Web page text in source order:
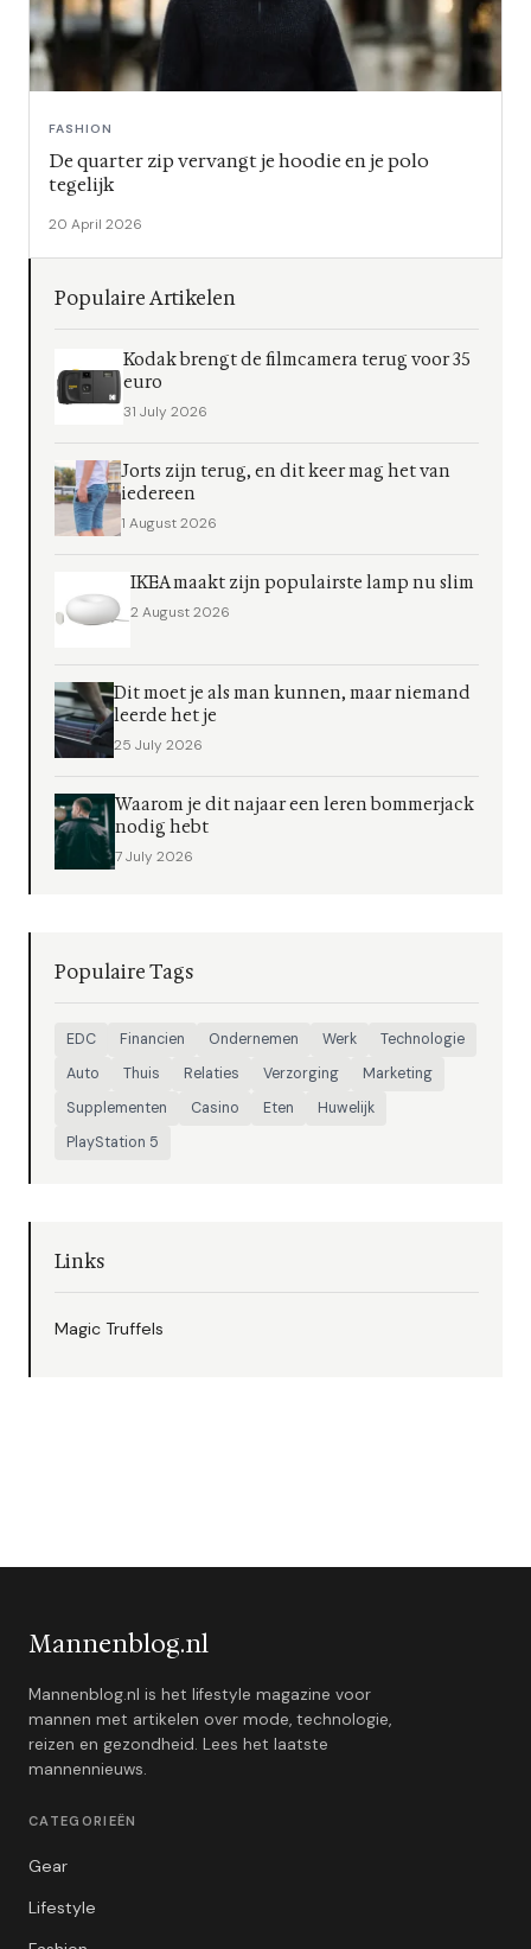
FASHION
De quarter zip vervangt je hoodie en je polo
tegelijk
20 April 2026
Populaire Artikelen
Kodak brengt de filmcamera terug voor 35
euro
31 July 2026
Jorts zijn terug, en dit keer mag het van
iedereen
1 August 2026
IKEA maakt zijn populairste lamp nu slim
2 August 2026
Dit moet je als man kunnen, maar niemand
leerde het je
25 July 2026
Waarom je dit najaar een leren bommerjack
nodig hebt
7 July 2026
Populaire Tags
EDC Financien Ondernemen Werk
Technologie
Auto
Thuis Relaties Verzorging
Marketing
Supplementen
Casino Eten
Huwelijk
PlayStation 5
Links
Magic Truffels
Mannenblog.nl
Mannenblog.nl is het lifestyle magazine voor
mannen met artikelen over mode, technologie,
reizen en gezondheid. Lees het laatste
mannennieuws.
CATEGORIEËN
Gear
Lifestyle